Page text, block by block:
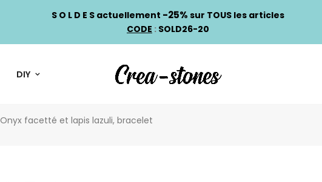
S O L D E S actuellement -25% sur TOUS les articles
CODE : SOLD26-20
DIY
Onyx facetté et lapis lazuli, bracelet